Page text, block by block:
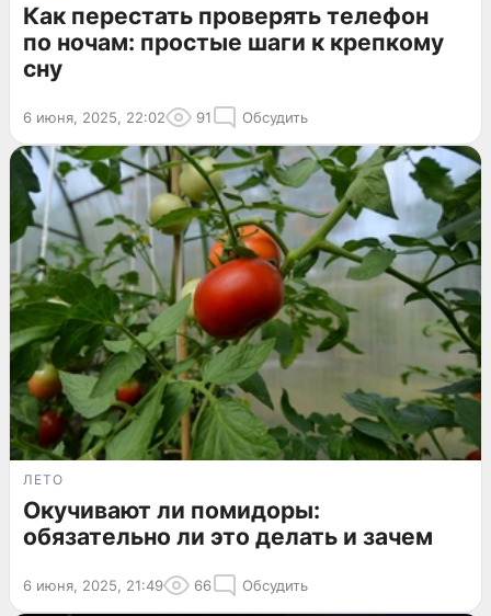
Как перестать проверять телефон
по ночам: простые шаги к крепкому
сну
6 июня, 2025, 22:02 91 Обсудить
ЛЕТО
Окучивают ли помидоры:
обязательно ли это делать и зачем
6 июня, 2025, 21:49 66 Обсудить